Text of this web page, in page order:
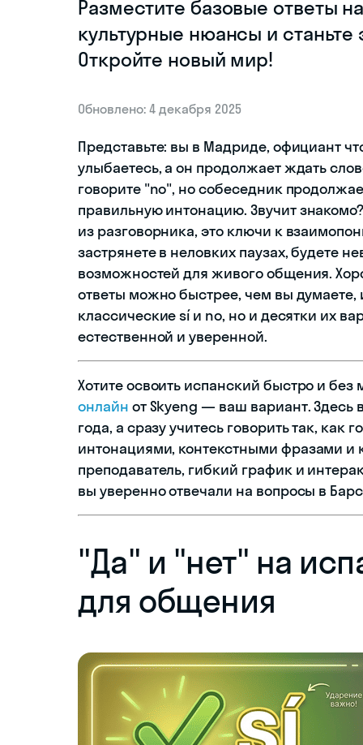
Разместите базовые ответы
культурные нюансы и
Откройте новый мир!
Обновлено: 4 декабря 2025
Представьте: вы в Мадриде, официант
улыбаетесь, а он продолжает ждать
говорите "no", но собеседник
правильную интонацию. Звучит
из разговорника, это ключи к
застрянете в неловких паузах, будете
возможностей для живого общения.
ответы можно быстрее, чем вы думаете,
классические sí и no, но и десятки их
естественной и уверенной.
Хотите освоить испанский быстро и
онлайн от Skyeng — ваш вариант. Здесь
года, а сразу учитесь говорить так,
интонациями, контекстными фразами
преподаватель, гибкий график и
вы уверенно отвечали на вопросы в
"Да" и "нет" на
для общения